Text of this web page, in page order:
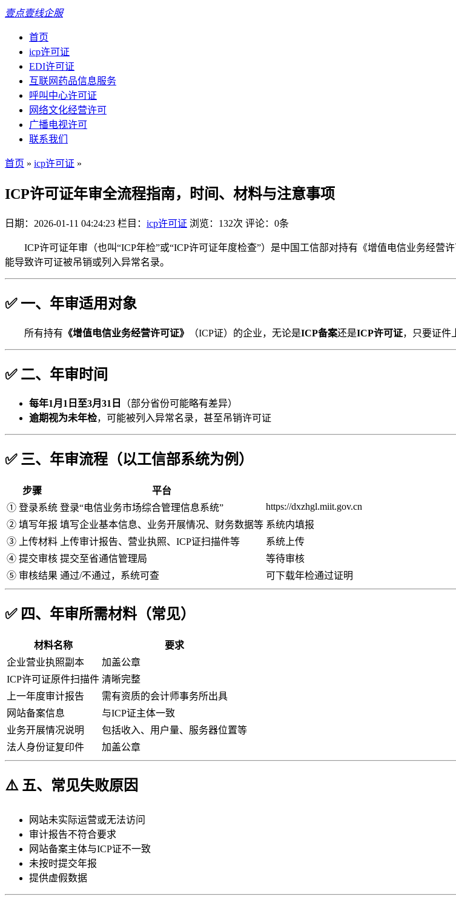
壹点壹线企服
首页
icp许可证
EDI许可证
互联网药品信息服务
呼叫中心许可证
网络文化经营许可
广播电视许可
联系我们
首页 » icp许可证 »
ICP许可证年审全流程指南，时间、材料与注意事项
日期：2026-01-11 04:24:23 栏目： icp许可证 浏览：132次 评论：0条
ICP许可证年审（也叫“ICP年检”或“ICP许可证年度检查”）是中国工信部对持有《增值电信业务经
能导致许可证被吊销或列入异常名录。
✅ 一、年审适用对象
所有持有 《增值电信业务经营许可证》 （ICP证）的企业，无论是ICP备案还是ICP许可证，只要证件
✅ 二、年审时间
每年1月1日至3月31日
（部分省份可能略有差异）
逾期视为未年检，可能被列入异常名录，甚至吊销许可证
✅ 三、年审流程（以工信部系统为例）
步骤
平台
① 登录系统 登录“电信业务市场综合管理信息系统”
https://dxzhgl.miit.gov.cn
② 填写年报 填写企业基本信息、业务开展情况、财务数据等 系统内填报
③ 上传材料
上传审计报告、营业执照、ICP证扫描件等
系统上传
④ 提交审核 提交至省通信管理局
等待审核
⑤ 审核结果 通过/不通过，系统可查 可下载年检通过证明
✅ 四、年审所需材料（常见）
材料名称
要求
企业营业执照副本
加盖公章
ICP许可证原件扫描件 清晰完整
上一年度审计报告
需有资质的会计师事务所出具
网站备案信息
与ICP证主体一致
业务开展情况说明
包括收入、用户量、服务器位置等
法人身份证复印件
加盖公章
⚠️ 五、常见失败原因
网站未实际运营或无法访问
审计报告不符合要求
网站备案主体与ICP证不一致
未按时提交年报
提供虚假数据